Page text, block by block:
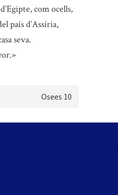
com ocells,
país d’Assíria,
seva.
Osees 10